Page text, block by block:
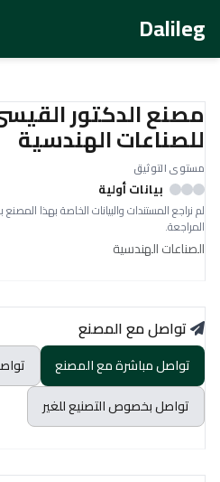
Dalileg
مصنع الدكتور
للصناعات الهندسية
مستوى التوثيق
بيانات أولية
لم نراجع المستندات والبيانات الخاصة بهذا
المراجعة.
الصناعات الهندسية
تواصل مع المصنع
تواصل مباشرة مع المصنع
تواصل بخصوص التصنيع للغير